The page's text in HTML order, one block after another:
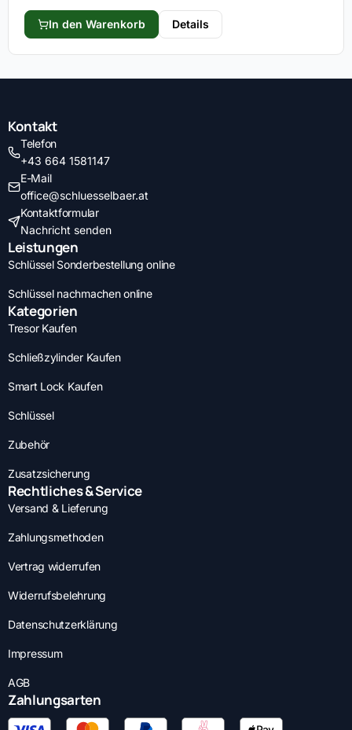
In den Warenkorb Details
Kontakt
Telefon
+43 664 1581147
E-Mail
office@schluesselbaer.at
Kontaktformular
Nachricht senden
Leistungen
Schlüssel Sonderbestellung online
Schlüssel nachmachen online
Kategorien
Tresor Kaufen
Schließzylinder Kaufen
Smart Lock Kaufen
Schlüssel
Zubehör
Zusatzsicherung
Rechtliches & Service
Versand & Lieferung
Zahlungsmethoden
Vertrag widerrufen
Widerrufsbelehrung
Datenschutzerklärung
Impressum
AGB
Zahlungsarten